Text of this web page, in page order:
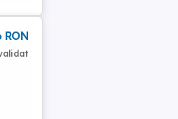
RON